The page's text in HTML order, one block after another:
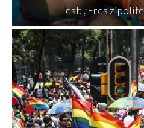
Test: ¿Eres